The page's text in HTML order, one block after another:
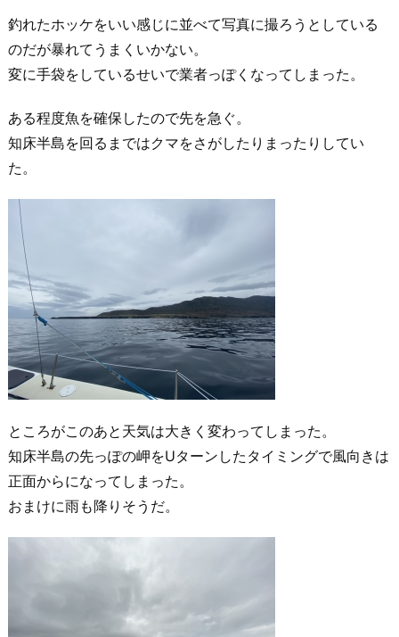
釣れたホッケをいい感じに並べて写真に撮ろうとしている
のだが暴れてうまくいかない。
変に手袋をしているせいで業者っぽくなってしまった。
ある程度魚を確保したので先を急ぐ。
知床半島を回るまではクマをさがしたりまったりしてい
た。
ところがこのあと天気は大きく変わってしまった。
知床半島の先っぽの岬をUターンしたタイミングで風向きは
正面からになってしまった。
おまけに雨も降りそうだ。